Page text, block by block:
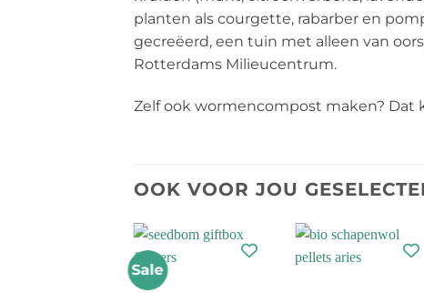
planten als courgette, rabarber en
gecreëerd, een tuin met alleen van
Rotterdams Milieucentrum.
Zelf ook wormencompost maken? Dat
OOK VOOR JOU
Sale